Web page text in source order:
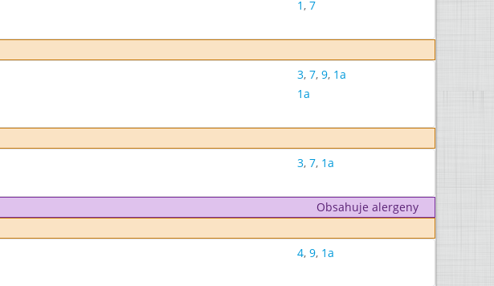
1, 7
3, 7, 9, 1a
1a
3, 7, 1a
Obsahuje alergeny
4, 9, 1a